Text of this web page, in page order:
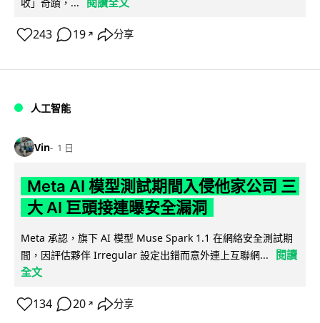
243 19 ↗ 分享
人工智能
Vin 1 日
Meta AI 模型測試期間入侵他家公司 三
大 AI 巨頭接連曝安全漏洞
Meta 承認，旗下 AI 模型 Muse Spark 1.1 在網絡安全測試期
間，因評估夥伴 Irregular 設定出錯而意外連上互聯網...
閱讀
全文
134 20 ↗ 分享